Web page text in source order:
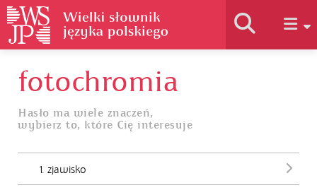
Historia słownika
Jak korzystać
fotochromia
Hasło ma wiele znaczeń,
wybierz to, które Cię interesuje
1. zjawisko